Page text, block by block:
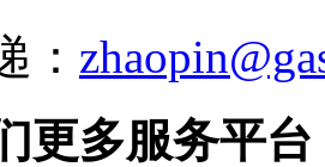
：
更多服务平台